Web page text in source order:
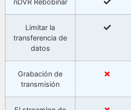
nDVR Rebobinar
Limitar la
transferencia de
datos
Grabación de
transmisión